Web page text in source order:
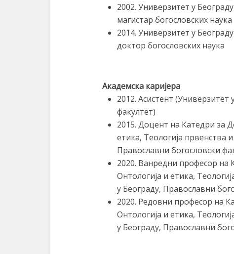
2002. Универзитет у
магистар богословских наука
2014. Универзитет у
доктор богословских наука
Академска каријера
2012. Асистент
факултет)
2015. Доцент на Катедри за
етика, Теологија првенства
Православни богословски
2020. Ванредни професор на
Онтологија и етика,
у Београду, Православни
2020. Редовни професор на
Онтологија и етика,
у Београду, Православни